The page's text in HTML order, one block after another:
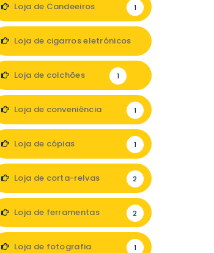
Loja de Candeeiros 1
Loja de cigarros eletrónicos
Loja de colchões 1
Loja de conveniência 1
Loja de cópias 1
Loja de corta-relvas 2
Loja de ferramentas 2
Loja de fotografia 1